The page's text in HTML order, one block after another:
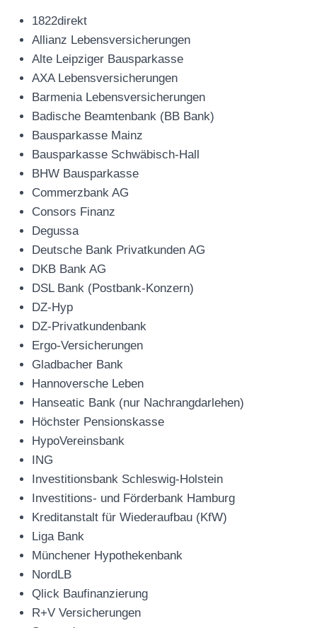
1822direkt
Allianz Lebensversicherungen
Alte Leipziger Bausparkasse
AXA Lebensversicherungen
Barmenia Lebensversicherungen
Badische Beamtenbank (BB Bank)
Bausparkasse Mainz
Bausparkasse Schwäbisch-Hall
BHW Bausparkasse
Commerzbank AG
Consors Finanz
Degussa
Deutsche Bank Privatkunden AG
DKB Bank AG
DSL Bank (Postbank-Konzern)
DZ-Hyp
DZ-Privatkundenbank
Ergo-Versicherungen
Gladbacher Bank
Hannoversche Leben
Hanseatic Bank (nur Nachrangdarlehen)
Höchster Pensionskasse
HypoVereinsbank
ING
Investitionsbank Schleswig-Holstein
Investitions- und Förderbank Hamburg
Kreditanstalt für Wiederaufbau (KfW)
Liga Bank
Münchener Hypothekenbank
NordLB
Qlick Baufinanzierung
R+V Versicherungen